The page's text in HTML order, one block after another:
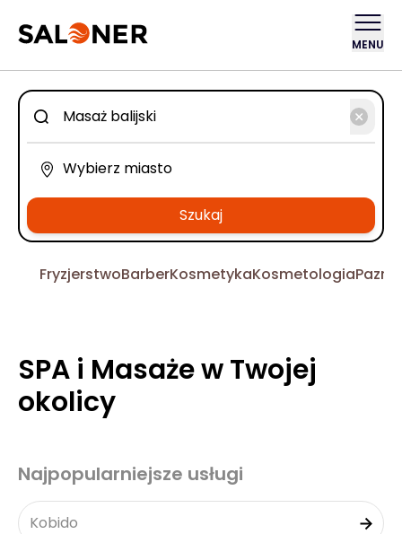
MENU
Szukaj
FryzjerstwoBarberKosmetykaKosmetologia
SPA i Masaże w Twojej
okolicy
Najpopularniejsze usługi
Kobido